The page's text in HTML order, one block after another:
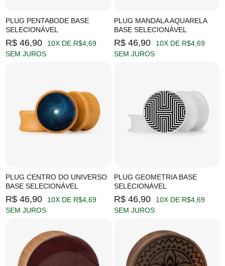
PLUG PENTABODE BASE
SELECIONÁVEL
R$ 46,90
10X DE R$4,69
SEM JUROS
PLUG MANDALA AQUARELA
BASE SELECIONÁVEL
R$ 46,90
10X DE R$4,69
SEM JUROS
PLUG CENTRO DO UNIVERSO
BASE SELECIONÁVEL
R$ 46,90
10X DE R$4,69
SEM JUROS
PLUG GEOMETRIA BASE
SELECIONÁVEL
R$ 46,90
10X DE R$4,69
SEM JUROS